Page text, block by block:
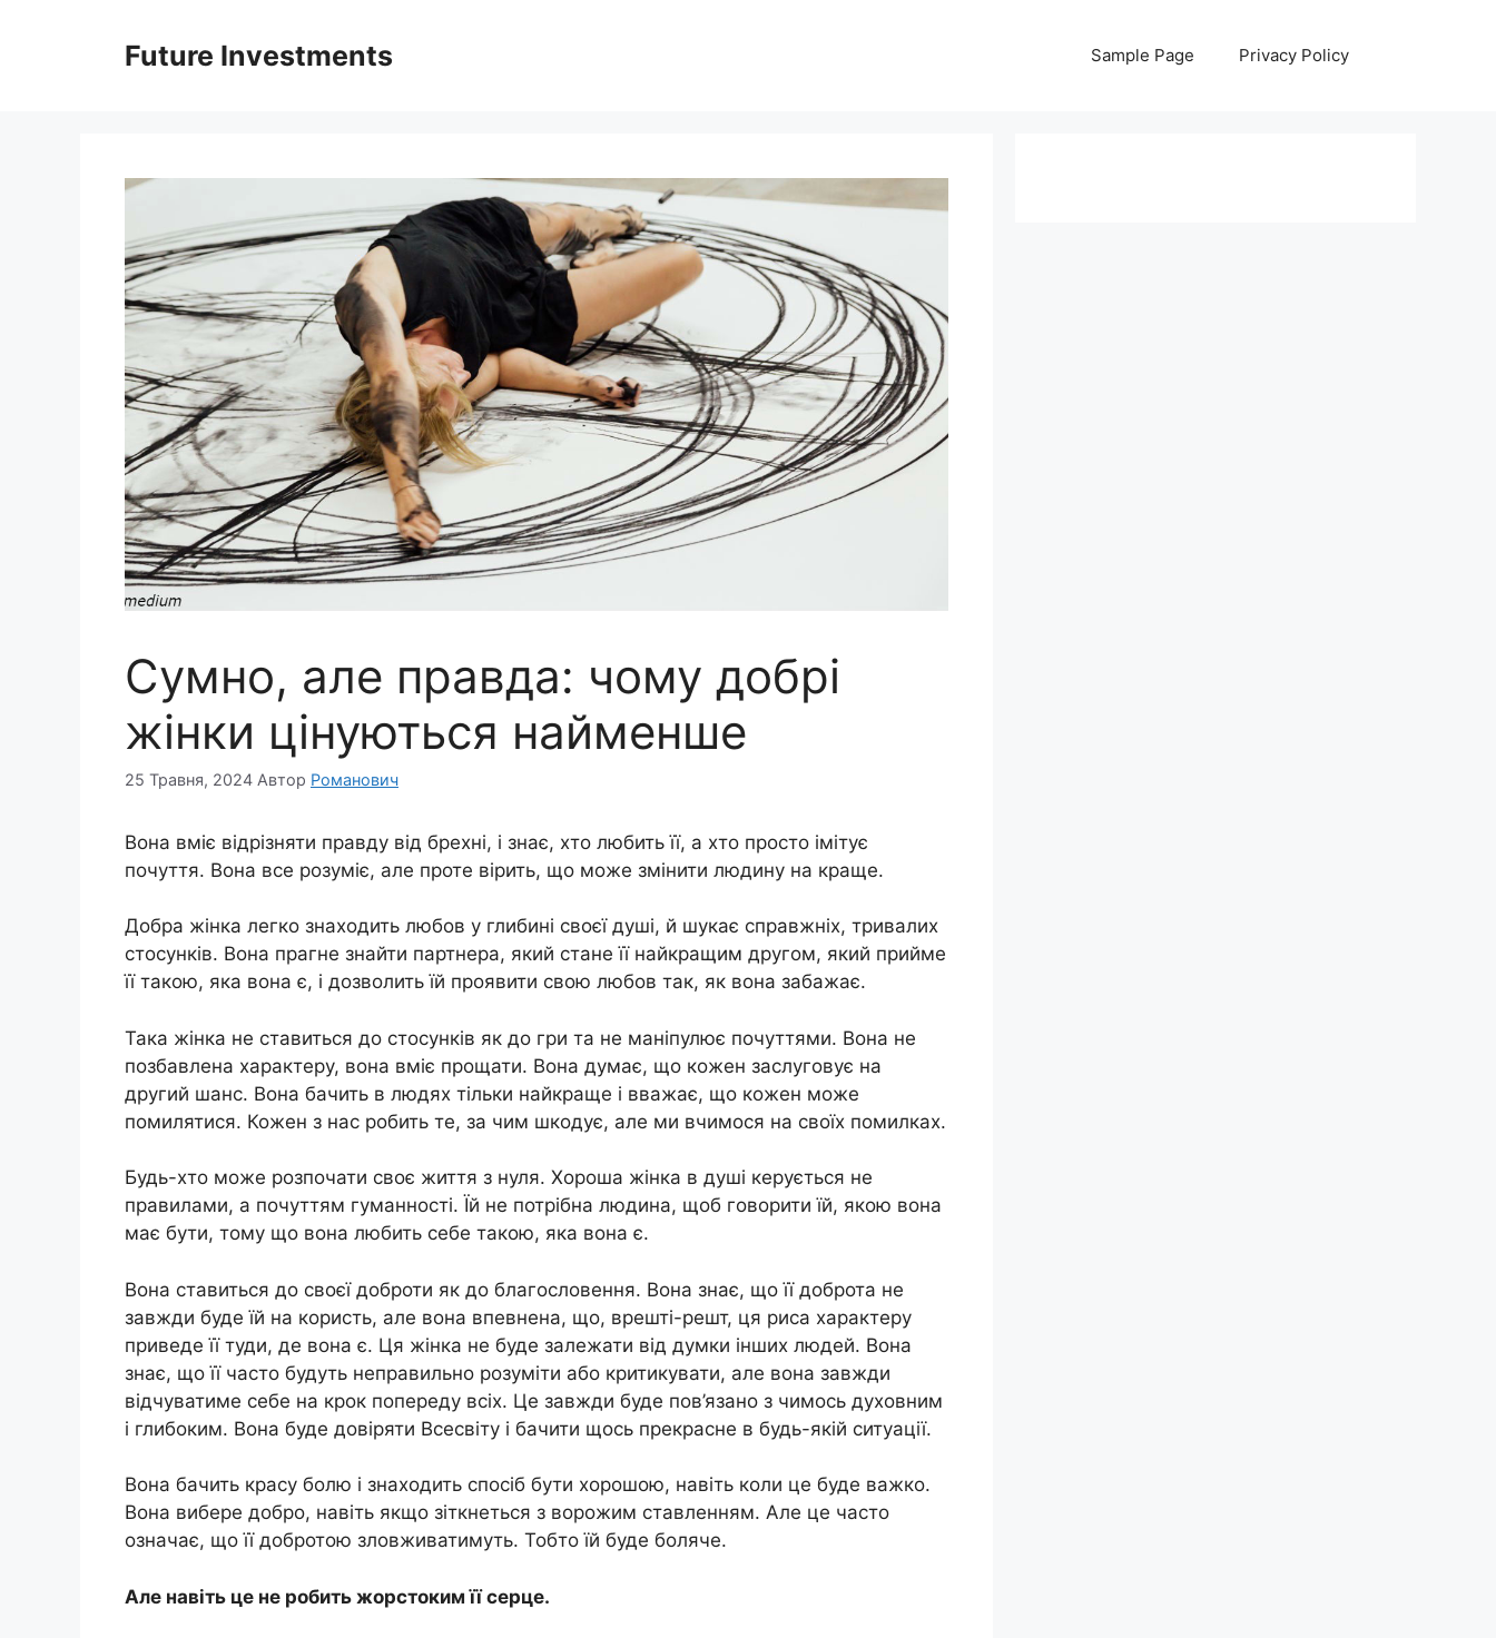
Future Investments Sample Page Privacy Policy
Сумно, але правда: чому добрі
жінки цінуються найменше
25 Травня, 2024 Автор Романович
Вона вміє відрізняти правду від брехні, і знає, хто любить її, а хто просто імітує
почуття. Вона все розуміє, але проте вірить, що може змінити людину на краще.
Добра жінка легко знаходить любов у глибині своєї душі, й шукає справжніх, тривалих
стосунків. Вона прагне знайти партнера, який стане її найкращим другом, який прийме
її такою, яка вона є, і дозволить їй проявити свою любов так, як вона забажає.
Така жінка не ставиться до стосунків як до гри та не маніпулює почуттями. Вона не
позбавлена характеру, вона вміє прощати. Вона думає, що кожен заслуговує на
другий шанс. Вона бачить в людях тільки найкраще і вважає, що кожен може
помилятися. Кожен з нас робить те, за чим шкодує, але ми вчимося на своїх помилках.
Будь-хто може розпочати своє життя з нуля. Хороша жінка в душі керується не
правилами, а почуттям гуманності. Їй не потрібна людина, щоб говорити їй, якою вона
має бути, тому що вона любить себе такою, яка вона є.
Вона ставиться до своєї доброти як до благословення. Вона знає, що її доброта не
завжди буде їй на користь, але вона впевнена, що, врешті-решт, ця риса характеру
приведе її туди, де вона є. Ця жінка не буде залежати від думки інших людей. Вона
знає, що її часто будуть неправильно розуміти або критикувати, але вона завжди
відчуватиме себе на крок попереду всіх. Це завжди буде пов’язано з чимось духовним
і глибоким. Вона буде довіряти Всесвіту і бачити щось прекрасне в будь-якій ситуації.
Вона бачить красу болю і знаходить спосіб бути хорошою, навіть коли це буде важко.
Вона вибере добро, навіть якщо зіткнеться з ворожим ставленням. Але це часто
означає, що її добротою зловживатимуть. Тобто їй буде боляче.
Але навіть це не робить жорстоким її серце.